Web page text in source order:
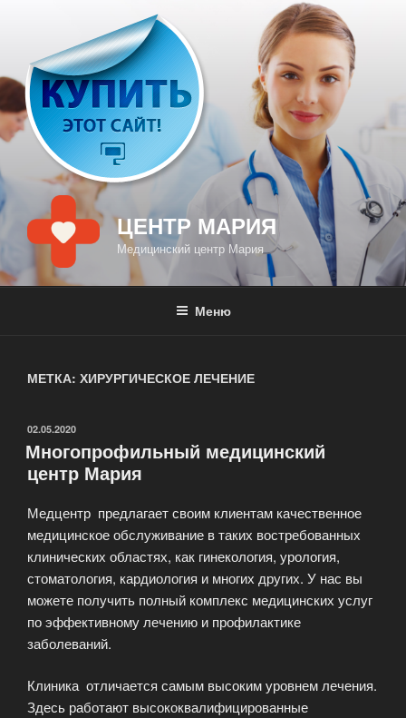
содержимому
ЦЕНТР МАРИЯ
Медицинский центр Мария
Меню
МЕТКА: ХИРУРГИЧЕСКОЕ ЛЕЧЕНИЕ
ОПУБЛИКОВАНО
02.05.2020
Многопрофильный медицинский
центр Мария
Медцентр предлагает своим клиентам качественное
медицинское обслуживание в таких востребованных
клинических областях, как гинекология, урология,
стоматология, кардиология и многих других. У нас вы
можете получить полный комплекс медицинских услуг
по эффективному лечению и профилактике
заболеваний.
Клиника отличается самым высоким уровнем лечения.
Здесь работают высококвалифицированные